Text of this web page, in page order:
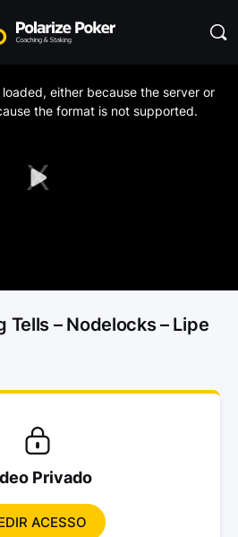
Play
either because the server or
the format is not supported.
Tells – Nodelocks – Lipe
Privado
ACESSO